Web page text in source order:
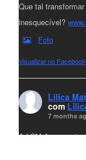
Que tal
inesquecível?
Foto
Visualizar no Facebook
Lilica
com
7 months
A LCM Assessoria